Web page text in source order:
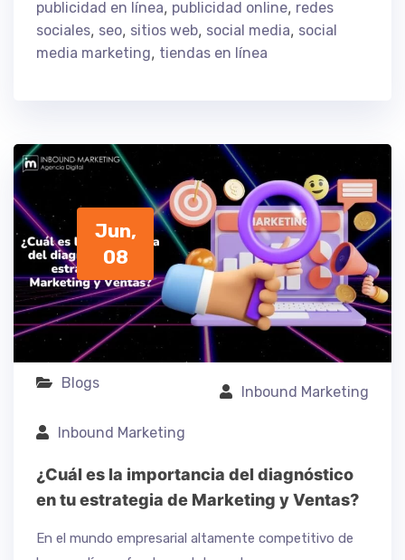
publicidad en línea, publicidad online, redes
sociales, seo, sitios web, social media, social
media marketing, tiendas en línea
Jun,
08
Blogs
Inbound Marketing
Inbound Marketing
¿Cuál es la importancia del diagnóstico
en tu estrategia de Marketing y Ventas?
En el mundo empresarial altamente competitivo de